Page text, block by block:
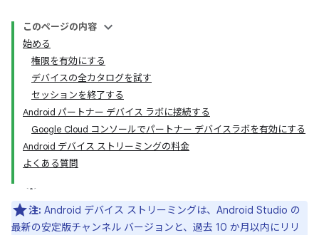
このページの内容
始める
権限を有効にする
デバイスの全カタログを試す
セッションを終了する
Android パートナー デバイス ラボに接続する
Google Cloud コンソールでパートナー デバイスラボを有効にする
Android デバイス ストリーミングの料金
よくある質問
注: Android デバイス ストリーミングは、Android Studio の
最新の安定版チャンネル バージョンと、過去 10 か月以内にリリ